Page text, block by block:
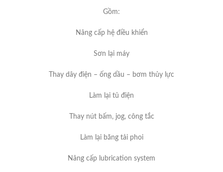
Gồm:
Nâng cấp hệ điều khiển
Sơn lại máy
Thay dây điện – ống dầu – bơm thủy lực
Làm lại tủ điện
Thay nút bấm, jog, công tắc
Làm lại băng tải phoi
Nâng cấp lubrication system